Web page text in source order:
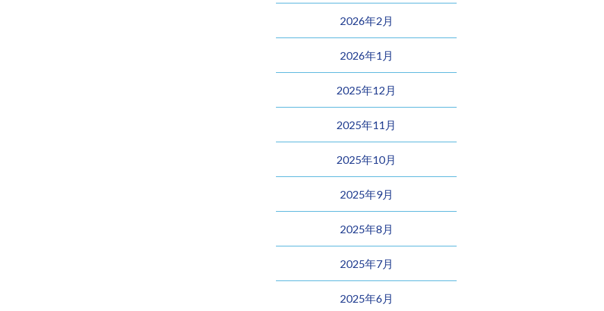
2026年2月
2026年1月
2025年12月
2025年11月
2025年10月
2025年9月
2025年8月
2025年7月
2025年6月